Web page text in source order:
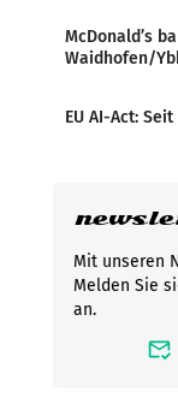
McDonald’s
Waidhofen/
EU AI-Act:
Mit unseren
Melden Sie
an.
mark_email_read